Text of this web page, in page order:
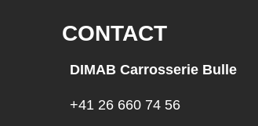
CONTACT
DIMAB Carrosserie Bulle
+41 26 660 74 56